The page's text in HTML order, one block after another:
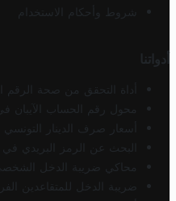
شروط وأحكام الاستخدام
أدواتنا
أداة التحقق من صحة الرقم
محول رقم الحساب الآيبان
أسعار صرف الدينار التونسي
البحث عن الرمز البريدي في
محاكي ضريبة الدخل
ضريبة الدخل للمتقاعدين